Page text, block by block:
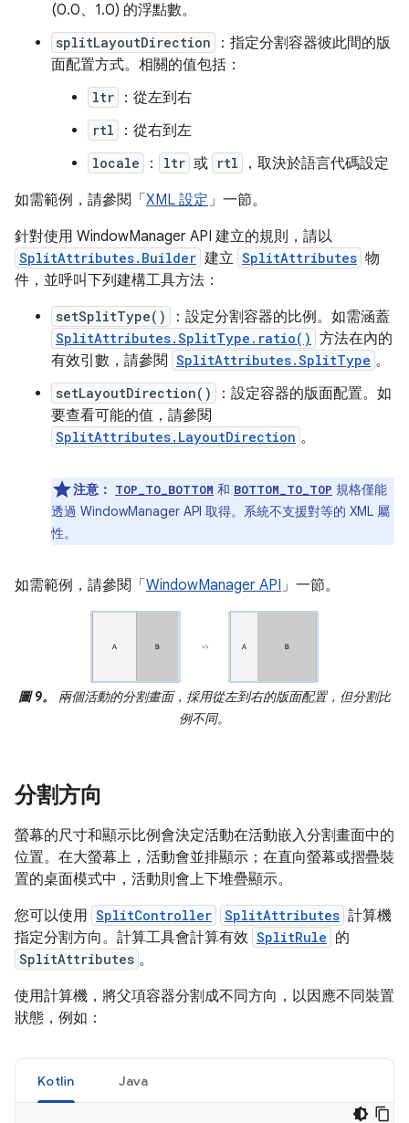
(0.0、1.0) 的浮點數。
splitLayoutDirection
：指定分割容器彼此間的版
面配置方式。相關的值包括：
ltr ：從左到右
rtl ：從右到左
locale ： ltr 或 rtl
，取決於語言代碼設定
如需範例，請參閱「 XML 設定」一節。
針對使用 WindowManager API 建立的規則，請以
SplitAttributes.Builder 建立 SplitAttributes 物
件，並呼叫下列建構工具方法：
setSplitType() ：設定分割容器的比例。如需涵蓋
SplitAttributes.SplitType.ratio() 方法在內的
有效引數，請參閱 SplitAttributes.SplitType 。
setLayoutDirection()
：設定容器的版面配置。如
要查看可能的值，請參閱
SplitAttributes.LayoutDirection 。
注意： TOP_TO_BOTTOM 和 BOTTOM_TO_TOP 規格僅能
透過 WindowManager API 取得。系統不支援對等的 XML 屬
性。
如需範例，請參閱「 WindowManager API」一節。
圖 9。
兩個活動的分割畫面，採用從左到右的版面配置，但分割比
例不同。
分割方向
螢幕的尺寸和顯示比例會決定活動在活動嵌入分割畫面中的
位置。在大螢幕上，活動會並排顯示；在直向螢幕或摺疊裝
置的桌面模式中，活動則會上下堆疊顯示。
您可以使用 SplitController SplitAttributes 計算機
指定分割方向。計算工具會計算有效 SplitRule 的
SplitAttributes 。
使用計算機，將父項容器分割成不同方向，以因應不同裝置
狀態，例如：
Kotlin Java